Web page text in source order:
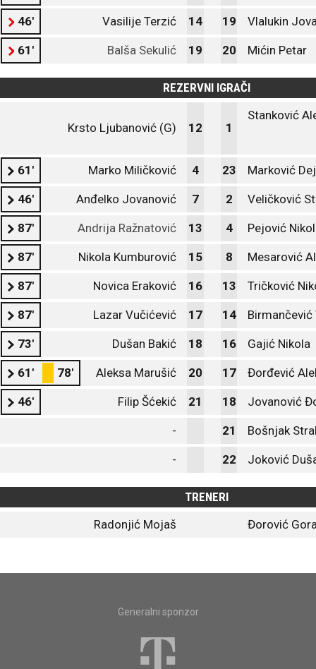
46' Vasilije Terzić 14 19 Vlalukin
61' Balša Sekulić 19 20 Mićin Petar
REZERVNI IGRAČI
Krsto Ljubanović (G) 12 1
Stanković
61' Marko Miličković 4 23 Marković
46' Anđelko Jovanović 7 2 Veličković
87' Andrija Ražnatović 13 4 Pejović
87' Nikola Kumburović 15 8 Mesarović
87' Novica Eraković 16 13 Tričković
87' Lazar Vučićević 17 14 Birmančević
73' Dušan Bakić 18 16 Gajić Nikola
61' 78' Aleksa Marušić 20 17 Đorđević
46' Filip Šćekić 21 18 Jovanović
- 21 Bošnjak
- 22 Joković
TRENERI
Radonjić Mojaš
Đorović
Generalni sponzor